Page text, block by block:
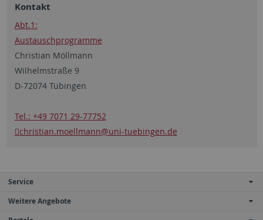
Kontakt
Abt.1:
Austauschprogramme
Christian Möllmann
Wilhelmstraße 9
D-72074 Tübingen
Tel.: +49 7071 29-77752
christian.moellmann@uni-tuebingen.de
Service
Weitere Angebote